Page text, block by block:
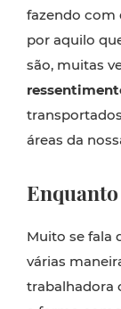
fazendo com
por aquilo
são, muitas
áreas da
Muito se fala
várias
trabalhadora